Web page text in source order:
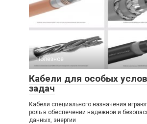
Полезное
Кабели для особых
задач
Кабели специального назначения
роль в обеспечении надежной и
данных, энергии